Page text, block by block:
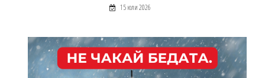
15 юли 2026